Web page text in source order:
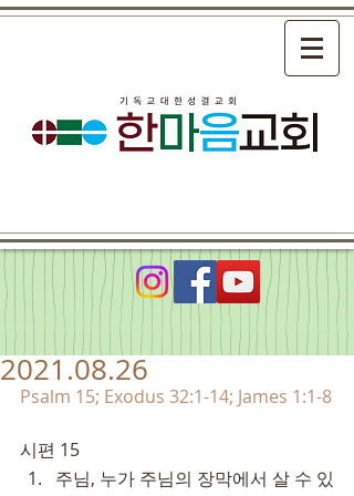
2021.08.26
Psalm 15; Exodus 32:1-14; James 1:1-8
시편 15
주님, 누가 주님의 장막에서 살 수 있